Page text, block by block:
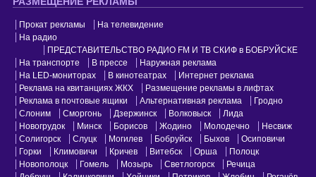
Прокат рекламы
На телевидение
На радио
ПРЕДСТАВИТЕЛЬСТВО РАДИО FM И ТВ СКИФ в БОБРУЙСКЕ
На транспорте
В прессе
Наружная реклама
На LED-мониторах
В кинотеатрах
Интернет реклама
Реклама на квитанциях ЖКХ
Размещение рекламы в лифтах
Реклама в почтовые ящики
Альтернативная реклама
Гродно
Слоним
Сморгонь Дзержинск Волковыск
Лида
Новогрудок
Минск Борисов Жодино Молодечно
Несвиж
Солигорск
Слуцк Могилев Бобруйск Быхов
Осиповичи
Горки
Климовичи Кричев Витебск Орша
Полоцк
Новополоцк
Гомель Мозырь Светлогорск
Речица